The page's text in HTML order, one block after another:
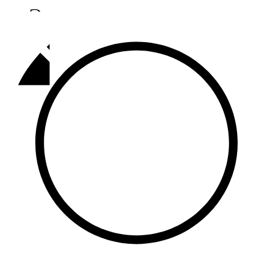
Әлмәт
92,9 FM
Базарлы матак
107,1 FM
Балык бистәсе
104,9 FM
Баулы
107,5 FM
Биләр